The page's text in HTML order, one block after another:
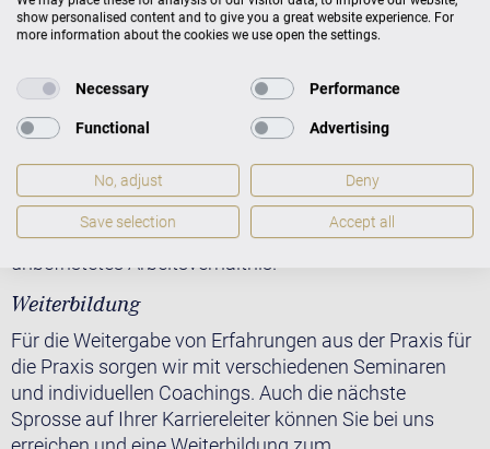
hochwertigen Instrumenten eint.
Faires Gehalt
für die Wertschätzung, die wir unseren Mitarbeitern
entgegenbringen.
Sicherer Arbeitsplatz
Nach erfolgreicher Probezeit übernehmen wir Sie in ein
unbefristetes Arbeitsverhältnis.
Weiterbildung
Für die Weitergabe von Erfahrungen aus der Praxis für
die Praxis sorgen wir mit verschiedenen Seminaren
und individuellen Coachings. Auch die nächste
Sprosse auf Ihrer Karriereleiter können Sie bei uns
show personalised content and to give you a great website experience. For
more information about the cookies we use open the settings.
Necessary Performance
Functional Advertising
No, adjust Deny
Save selection Accept all